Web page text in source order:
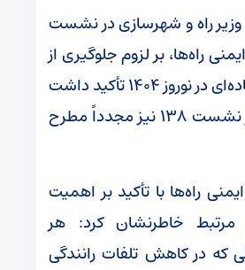
وزیر راه و شهرسازی در نشست
راه‌ها، بر لزوم جلوگیری از
افزایش تلفات جاده‌ای در نوروز ۱۴۰۴ تأکید داشت
و این موضوع در نشست ۱۳۸ نیز مجدداً مطرح
راه‌ها با تأکید بر اهمیت
مرتبط خاطرنشان کرد: هر
که در کاهش تلفات رانندگی